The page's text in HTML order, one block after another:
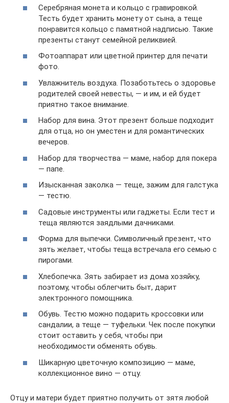
Серебряная монета и кольцо с гравировкой.
Тесть будет хранить монету от сына, а теще
понравится кольцо с памятной надписью. Такие
презенты станут семейной реликвией.
Фотоаппарат или цветной принтер для печати
фото.
Увлажнитель воздуха. Позаботьтесь о здоровье
родителей своей невесты, — и им, и ей будет
приятно такое внимание.
Набор для вина. Этот презент больше подходит
для отца, но он уместен и для романтических
вечеров.
Набор для творчества — маме, набор для покера
— папе.
Изысканная заколка — теще, зажим для галстука
— тестю.
Садовые инструменты или гаджеты. Если тест и
теща являются заядлыми дачниками.
Форма для выпечки. Символичный презент, что
зять желает, чтобы теща встречала его семью с
пирогами.
Хлебопечка. Зять забирает из дома хозяйку,
поэтому, чтобы облегчить быт, дарит
электронного помощника.
Обувь. Тестю можно подарить кроссовки или
сандалии, а теще — туфельки. Чек после покупки
стоит оставить у себя, чтобы при
необходимости обменять обувь.
Шикарную цветочную композицию — маме,
коллекционное вино — отцу.
Отцу и матери будет приятно получить от зятя любой